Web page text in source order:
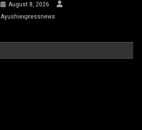
August 8, 2026
Ayushiexpressnews